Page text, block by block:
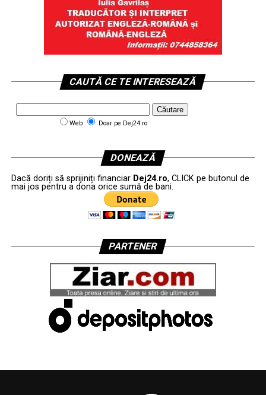
CAUTĂ CE TE INTERESEAZĂ
Web Doar pe Dej24.ro
DONEAZĂ
Dacă doriți să sprijiniți financiar Dej24.ro, CLICK pe butonul de
mai jos pentru a dona orice sumă de bani.
PARTENER